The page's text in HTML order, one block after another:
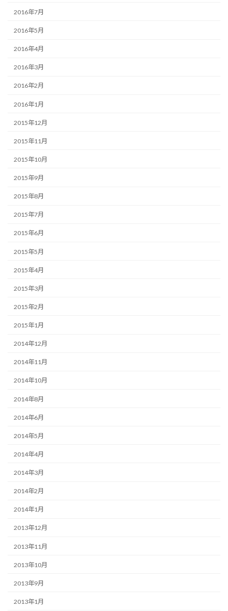
2016年7月
2016年5月
2016年4月
2016年3月
2016年2月
2016年1月
2015年12月
2015年11月
2015年10月
2015年9月
2015年8月
2015年7月
2015年6月
2015年5月
2015年4月
2015年3月
2015年2月
2015年1月
2014年12月
2014年11月
2014年10月
2014年8月
2014年6月
2014年5月
2014年4月
2014年3月
2014年2月
2014年1月
2013年12月
2013年11月
2013年10月
2013年9月
2013年1月